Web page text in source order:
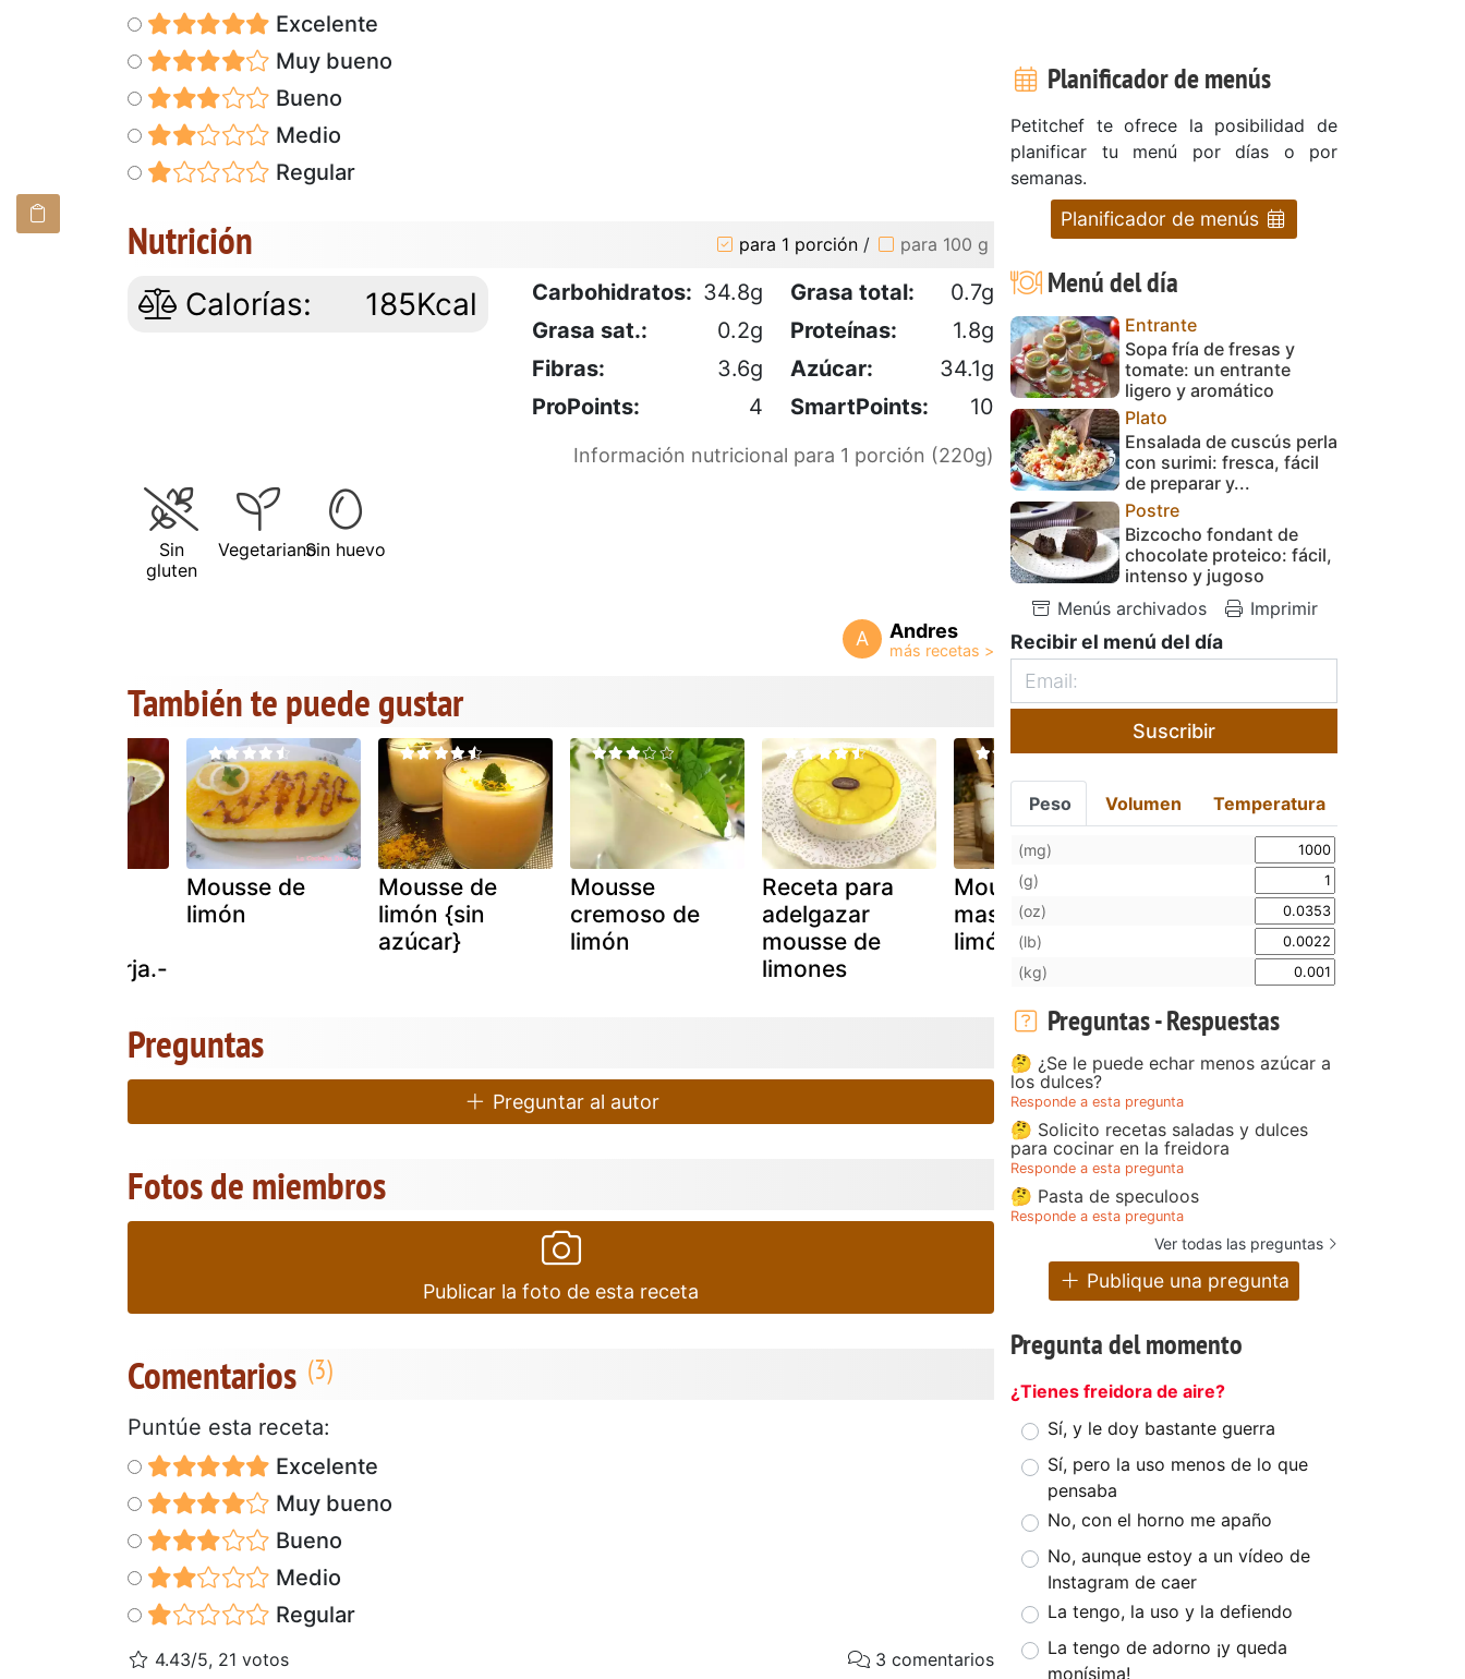
Excelente
Muy bueno
Bueno
Medio
Regular
Nutrición para 1 porción / para 100 g
Calorías: 185Kcal Carbohidratos: 34.8g Grasa total:
0.7g
Grasa sat.:
0.2g Proteínas:
1.8g
Fibras:
3.6g Azúcar:
34.1g
ProPoints:
4 SmartPoints: 10
Información nutricional para 1 porción (220g)
Sin
gluten
VegetarianoSin huevo
A Andres
También te puede gustar
de borja.-
Mousse de
limón
Mousse de
limón {sin
azúcar}
Mousse
cremoso de
limón
Receta para
adelgazar
mousse de
limones
Mousse de
mascarpone y
limón
Mousse de
Preguntas
Preguntar al autor
Fotos de miembros
Publicar la foto de esta receta
Comentarios
Puntúe esta receta:
Excelente
Muy bueno
Bueno
Medio
Regular
4.43/5, 21 votos 3 comentarios
Planificador de menús
Petitchef te ofrece la posibilidad de
planificar tu menú por días o por
semanas.
Planificador de menús
Menú del día
Entrante
Sopa fría de fresas y
tomate: un entrante
ligero y aromático
Plato
Ensalada de cuscús perla
con surimi: fresca, fácil
de preparar y...
Postre
Bizcocho fondant de
chocolate proteico: fácil,
intenso y jugoso
Menús archivados
Imprimir
Recibir el menú del día
Suscribir
Peso Volumen Temperatura
(mg)
(g)
(oz)
(lb)
(kg)
Preguntas - Respuestas
🤔 ¿Se le puede echar menos azúcar a
los dulces?
Responde a esta pregunta
🤔 Solicito recetas saladas y dulces
para cocinar en la freidora
Responde a esta pregunta
🤔 Pasta de speculoos
Responde a esta pregunta
Ver todas las preguntas
Publique una pregunta
Pregunta del momento
¿Tienes freidora de aire?
Sí, y le doy bastante guerra
Sí, pero la uso menos de lo que
pensaba
No, con el horno me apaño
No, aunque estoy a un vídeo de
Instagram de caer
La tengo, la uso y la defiendo
La tengo de adorno ¡y queda
monísima!